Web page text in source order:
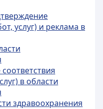
услуг) и реклама в
в области
здравоохранения